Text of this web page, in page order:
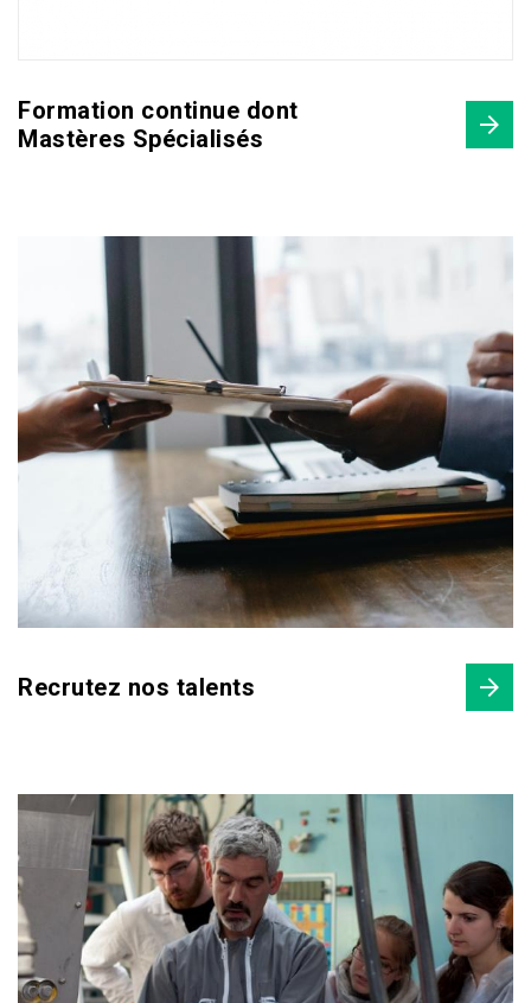
Formation continue dont
Mastères Spécialisés
Recrutez nos talents